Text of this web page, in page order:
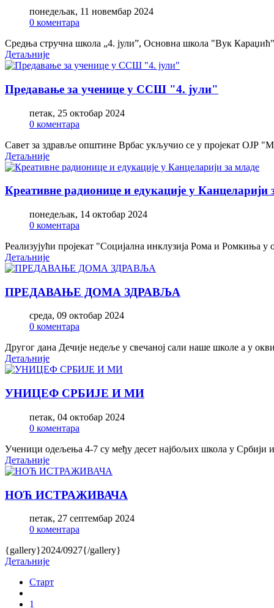
понедељак, 11 новембар 2024
0 коментара
Средња стручна школа „4. јули”, Основна школа "Вук
Детаљније
Предавање за ученице у ССШ "4. јули"
петак, 25 октобар 2024
0 коментара
Савет за здравље општине Врбас укључио се у пројекат ОЈР
Детаљније
Креативне радионице и едукације у Канцеларији
понедељак, 14 октобар 2024
0 коментара
Реализујући пројекат "Социјална инклузија Рома и Ромкиња
Детаљније
ПРЕДАВАЊЕ ДОМА ЗДРАВЉА
среда, 09 октобар 2024
0 коментара
Другог дана Дечије недеље у свечаној сали наше школе а у
Детаљније
УНИЦЕФ СРБИЈЕ И МИ
петак, 04 октобар 2024
0 коментара
Ученици одељења 4-7 су међу десет најбољих школа у
Детаљније
НОЋ ИСТРАЖИВАЧА
петак, 27 септембар 2024
0 коментара
{gallery}2024/0927{/gallery}
Детаљније
Старт
1